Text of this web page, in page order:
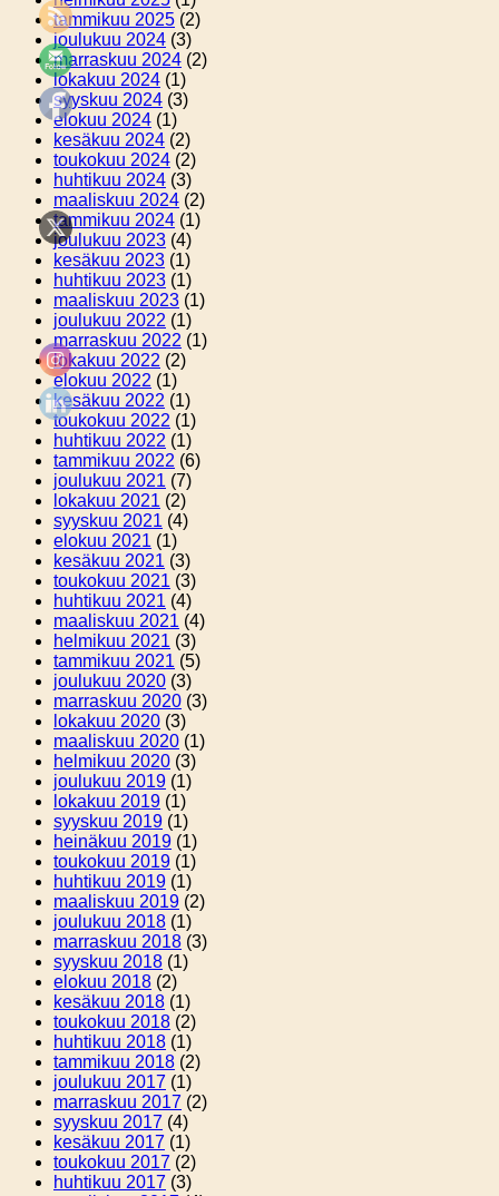
tammikuu 2025 (2)
joulukuu 2024 (3)
marraskuu 2024 (2)
lokakuu 2024 (1)
syyskuu 2024 (3)
elokuu 2024 (1)
kesäkuu 2024 (2)
toukokuu 2024 (2)
huhtikuu 2024 (3)
maaliskuu 2024 (2)
tammikuu 2024 (1)
joulukuu 2023 (4)
kesäkuu 2023 (1)
huhtikuu 2023 (1)
maaliskuu 2023 (1)
joulukuu 2022 (1)
marraskuu 2022 (1)
lokakuu 2022 (2)
elokuu 2022 (1)
kesäkuu 2022 (1)
toukokuu 2022 (1)
huhtikuu 2022 (1)
tammikuu 2022 (6)
joulukuu 2021 (7)
lokakuu 2021 (2)
syyskuu 2021 (4)
elokuu 2021 (1)
kesäkuu 2021 (3)
toukokuu 2021 (3)
huhtikuu 2021 (4)
maaliskuu 2021 (4)
helmikuu 2021 (3)
tammikuu 2021 (5)
joulukuu 2020 (3)
marraskuu 2020 (3)
lokakuu 2020 (3)
maaliskuu 2020 (1)
helmikuu 2020 (3)
joulukuu 2019 (1)
lokakuu 2019 (1)
syyskuu 2019 (1)
heinäkuu 2019 (1)
toukokuu 2019 (1)
huhtikuu 2019 (1)
maaliskuu 2019 (2)
joulukuu 2018 (1)
marraskuu 2018 (3)
syyskuu 2018 (1)
elokuu 2018 (2)
kesäkuu 2018 (1)
toukokuu 2018 (2)
huhtikuu 2018 (1)
tammikuu 2018 (2)
joulukuu 2017 (1)
marraskuu 2017 (2)
syyskuu 2017 (4)
kesäkuu 2017 (1)
toukokuu 2017 (2)
huhtikuu 2017 (3)